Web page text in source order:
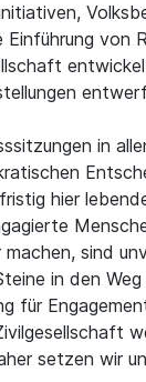
von
in
hier
sind
in den
für
setzen wir